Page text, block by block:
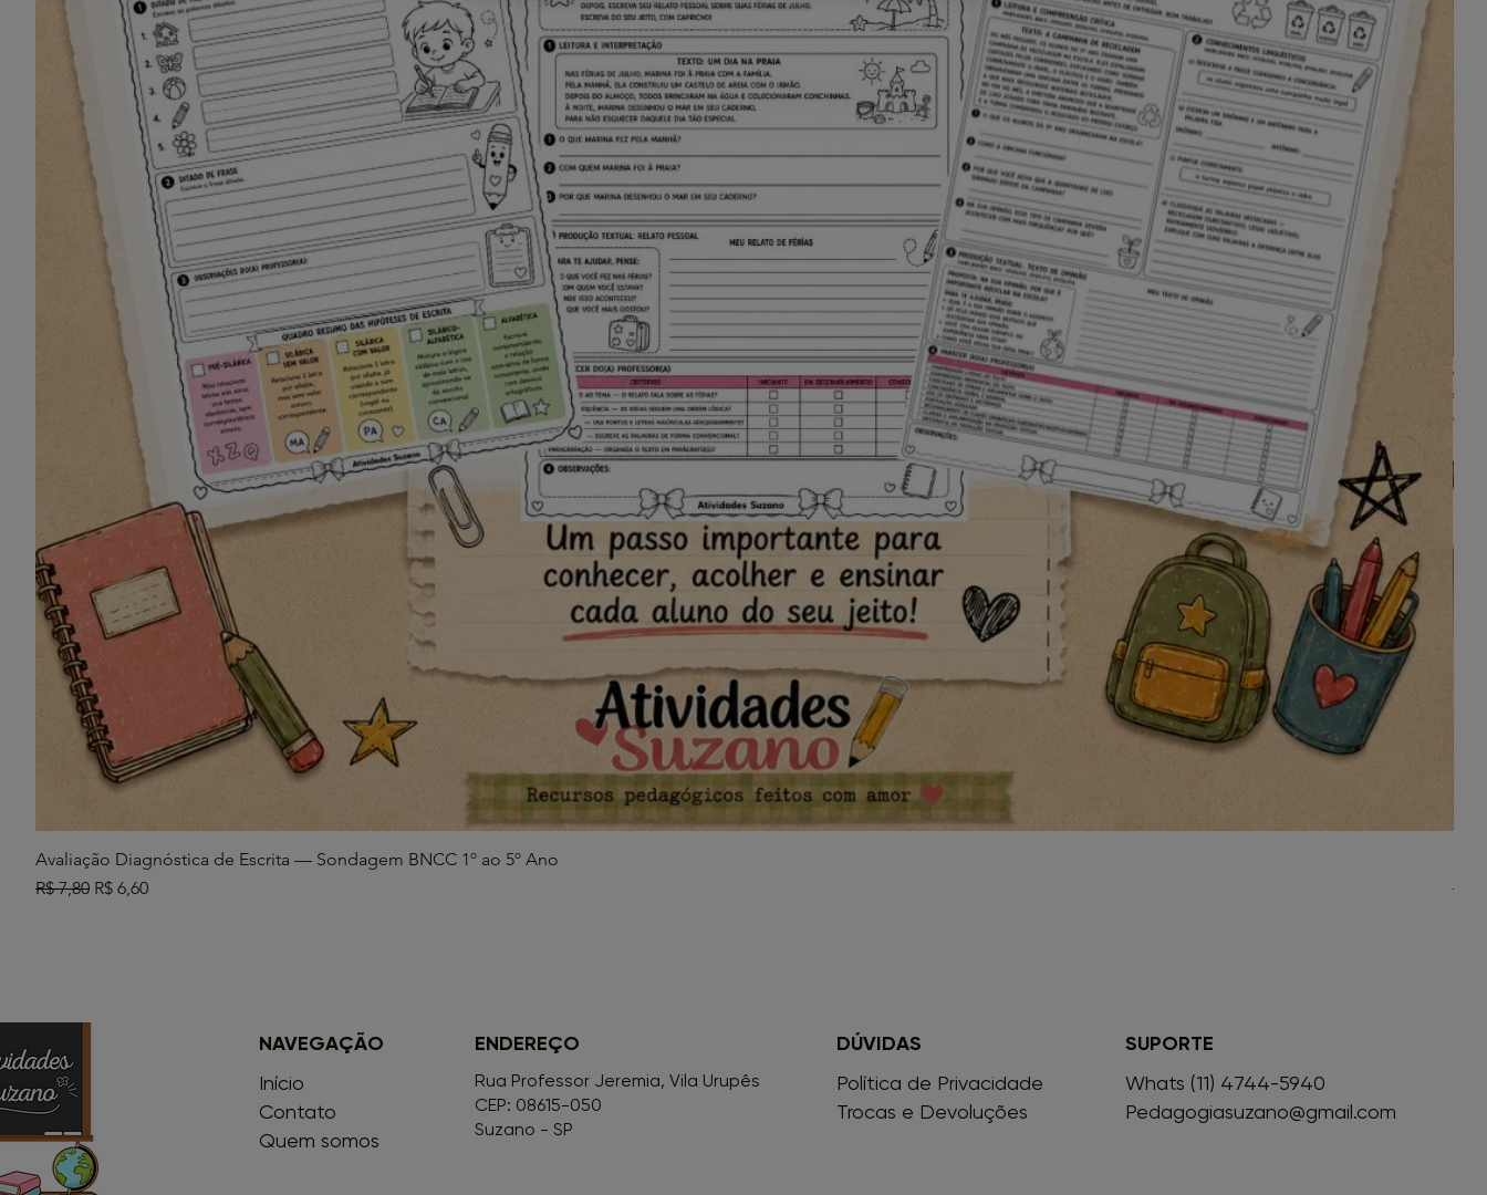
Avaliação Diagnóstica de Escrita — Sondagem BNCC 1º ao 5º Ano
Preço normal
R$ 7,80 Preço promocional
R$ 6,60 R$
NAVEGAÇÃO
Início
Contato
Quem somos
ENDEREÇO
Rua Professor Jeremia, Vila Urupês
CEP: 08615-050
Suzano - SP
DÚVIDAS
Política de Privacidade
Trocas e Devoluções
SUPORTE
Whats (11) 4744-5940
Pedagogiasuzano@gmail.com